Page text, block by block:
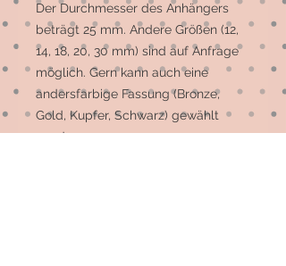
Der Durchmesser des Anhängers
beträgt 25 mm. Andere Größen (12,
14, 18, 20, 30 mm) sind auf Anfrage
möglich. Gern kann auch eine
andersfarbige Fassung (Bronze,
Gold, Kupfer, Schwarz) gewählt
werden.